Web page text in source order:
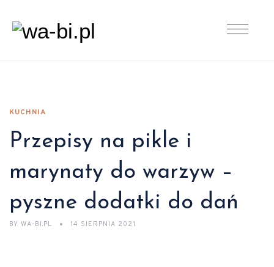
KUCHNIA
Przepisy na pikle i
marynaty do warzyw –
pyszne dodatki do dań
BY WA-BI.PL 14 SIERPNIA 2021